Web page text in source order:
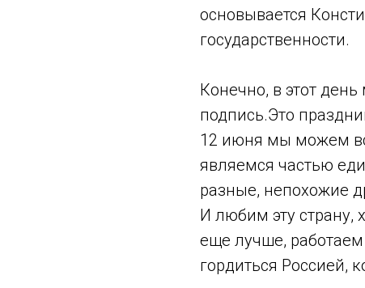
основывается
государственности.
Конечно, в этот
подпись.Это
12 июня мы можем
являемся частью
разные, непохожие
И любим эту страну,
еще лучше,
гордиться Россией,